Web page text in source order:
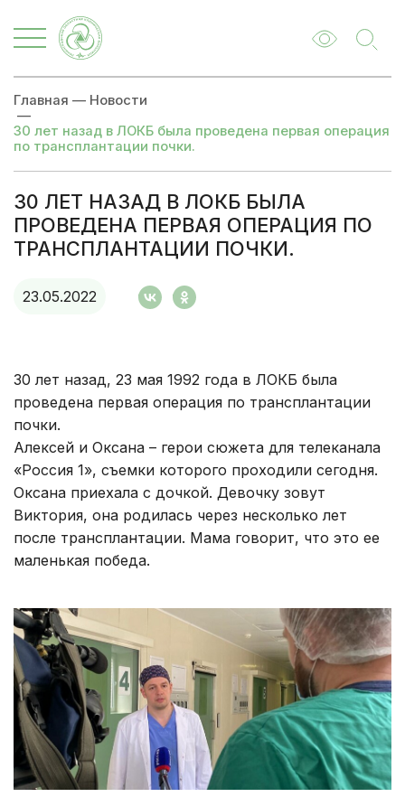
Главная — Новости
—
30 лет назад в ЛОКБ была проведена первая операция
по трансплантации почки.
30 ЛЕТ НАЗАД В ЛОКБ БЫЛА
ПРОВЕДЕНА ПЕРВАЯ ОПЕРАЦИЯ ПО
ТРАНСПЛАНТАЦИИ ПОЧКИ.
23.05.2022
30 лет назад, 23 мая 1992 года в ЛОКБ была
проведена первая операция по трансплантации
почки.
Алексей и Оксана – герои сюжета для телеканала
«Россия 1», съемки которого проходили сегодня.
Оксана приехала с дочкой. Девочку зовут
Виктория, она родилась через несколько лет
после трансплантации. Мама говорит, что это ее
маленькая победа.